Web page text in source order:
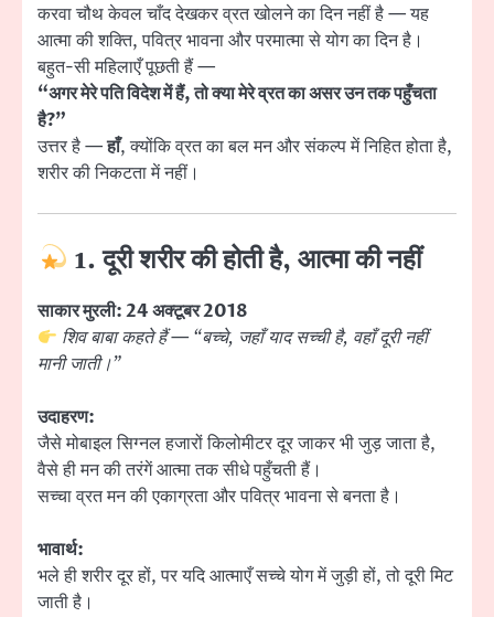
करवा चौथ केवल चाँद देखकर व्रत खोलने का दिन नहीं है — यह
आत्मा की शक्ति, पवित्र भावना और परमात्मा से योग का दिन है।
बहुत-सी महिलाएँ पूछती हैं —
“अगर मेरे पति विदेश में हैं, तो क्या मेरे व्रत का असर उन तक पहुँचता
है?”
उत्तर है —हाँ, क्योंकि व्रत का बल मन और संकल्प में निहित होता है,
शरीर की निकटता में नहीं।
1. दूरी शरीर की होती है, आत्मा की नहीं
साकार मुरली: 24 अक्टूबर 2018
शिव बाबा कहते हैं — “बच्चे, जहाँ याद सच्ची है, वहाँ दूरी नहीं
मानी जाती।”
उदाहरण:
जैसे मोबाइल सिग्नल हजारों किलोमीटर दूर जाकर भी जुड़ जाता है,
वैसे ही मन की तरंगें आत्मा तक सीधे पहुँचती हैं।
सच्चा व्रत मन की एकाग्रता और पवित्र भावना से बनता है।
भावार्थ:
भले ही शरीर दूर हों, पर यदि आत्माएँ सच्चे योग में जुड़ी हों, तो दूरी मिट
जाती है।